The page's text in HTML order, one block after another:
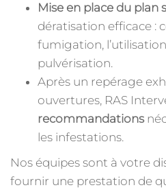
Mise en place du plan
dératisation efficace :
fumigation,
pulvérisation.
Après un repérage
ouvertures, RAS
recommandations
les infestations.
Nos équipes sont à votre
fournir une prestation de